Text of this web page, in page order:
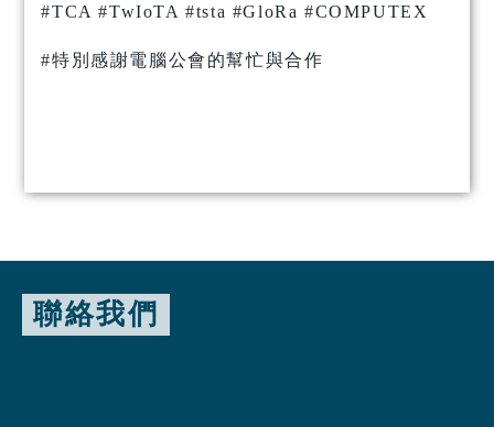
#TCA #TwIoTA #tsta #GloRa #COMPUTEX
#特別感謝電腦公會的幫忙與合作
聯絡我們